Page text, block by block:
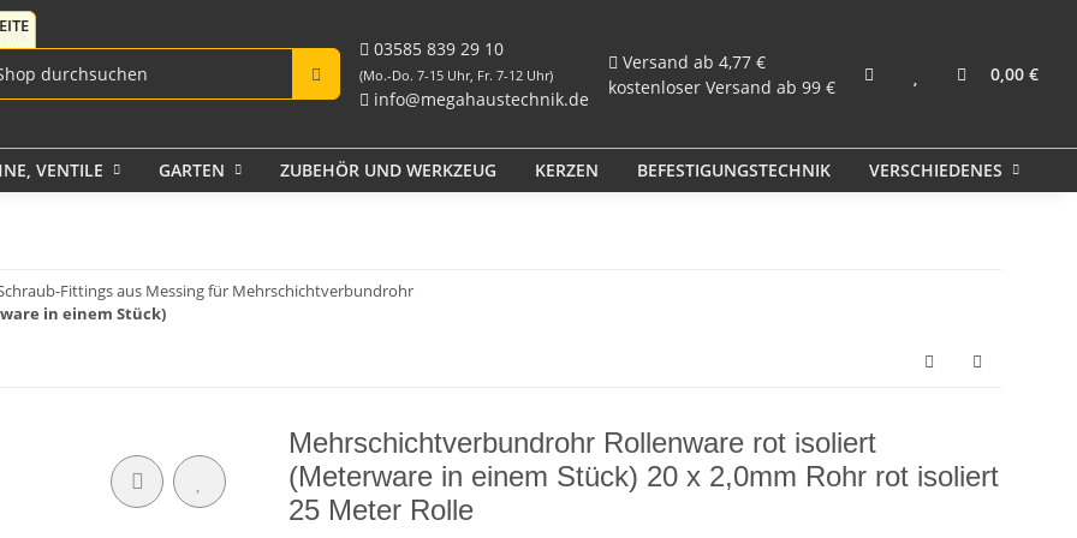
03585 839 29 10
(Mo.-Do. 7-15 Uhr, Fr. 7-12 Uhr)
info@megahaustechnik.de
Versand ab 4,77 €
kostenloser Versand ab 99 €
0,00 €
VENTILE GARTEN ZUBEHÖR UND WERKZEUG KERZEN BEFESTIGUNGSTECHNIK VERSCHIEDENES
Fittings aus Messing für Mehrschichtverbundrohr
in einem Stück)
Mehrschichtverbundrohr Rollenware rot isoliert
(Meterware in einem Stück) 20 x 2,0mm Rohr rot isoliert
25 Meter Rolle